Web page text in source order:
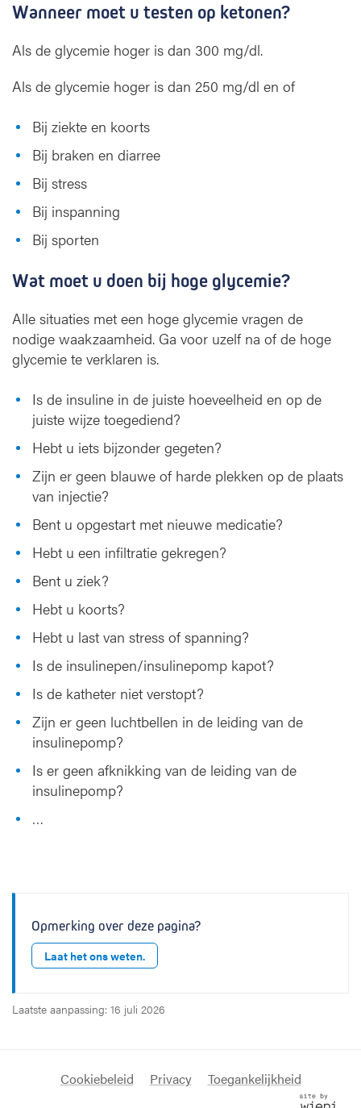
Wanneer moet u testen op ketonen?
Als de glycemie hoger is dan 300 mg/dl.
Als de glycemie hoger is dan 250 mg/dl en of
Bij ziekte en koorts
Bij braken en diarree
Bij stress
Bij inspanning
Bij sporten
Wat moet u doen bij hoge glycemie?
Alle situaties met een hoge glycemie vragen de
nodige waakzaamheid. Ga voor uzelf na of de hoge
glycemie te verklaren is.
Is de insuline in de juiste hoeveelheid en op de
juiste wijze toegediend?
Hebt u iets bijzonder gegeten?
Zijn er geen blauwe of harde plekken op de plaats
van injectie?
Bent u opgestart met nieuwe medicatie?
Hebt u een infiltratie gekregen?
Bent u ziek?
Hebt u koorts?
Hebt u last van stress of spanning?
Is de insulinepen/insulinepomp kapot?
Is de katheter niet verstopt?
Zijn er geen luchtbellen in de leiding van de
insulinepomp?
Is er geen afknikking van de leiding van de
insulinepomp?
…
Opmerking over deze pagina?
Laat het ons weten.
Laatste aanpassing: 16 juli 2026
Cookiebeleid Privacy Toegankelijkheid